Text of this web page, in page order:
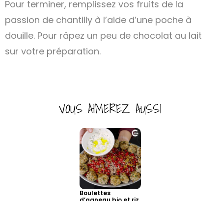
Pour terminer, remplissez vos fruits de la
passion de chantilly à l’aide d’une poche à
douille. Pour râpez un peu de chocolat au lait
sur votre préparation.
VOUS AIMEREZ AUSSI
Boulettes